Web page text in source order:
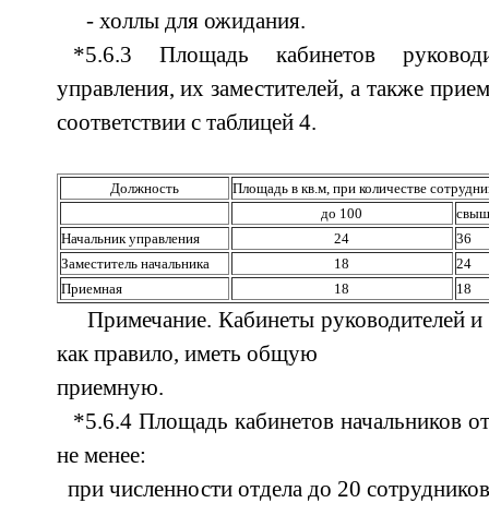
- холлы для ожидания.
*5.6.3 Площадь кабинетов
управления, их заместителей, а также
соответствии с таблицей 4.
Должность
Площадь в кв.м, при количестве
до 100
Начальник управления
24
36
Заместитель начальника
18
24
Приемная
18 18
Примечание. Кабинеты руководителей и
как правило, иметь общую
приемную.
*5.6.4 Площадь кабинетов начальников
не менее:
при численности отдела до 20